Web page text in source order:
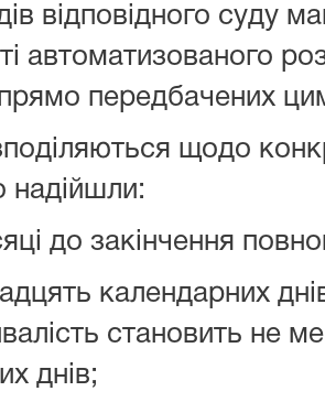
відповідного суду
автоматизованого
передбачених
щодо
надійшли:
до закінчення
календарних
становить не
днів;